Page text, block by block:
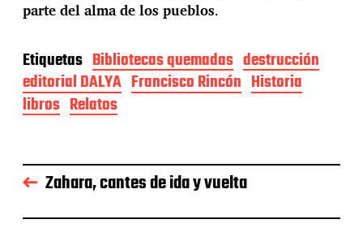
parte del alma de los pueblos.
Etiquetas Bibliotecas quemadas destrucción
editorial DALYA Francisco Rincón Historia
libros Relatos
Zahara, cantes de ida y vuelta